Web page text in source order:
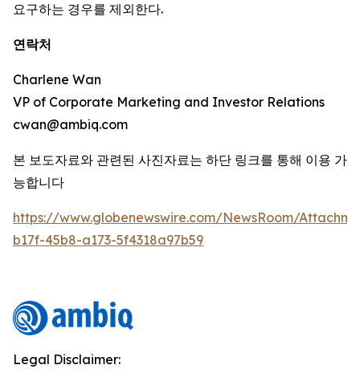
요구하는 경우를 제외한다.
연락처
Charlene Wan
VP of Corporate Marketing and Investor Relations
cwan@ambiq.com
본 보도자료와 관련된 사진자료는 하단 링크를 통해 이용 가
능합니다
https://www.globenewswire.com/NewsRoom/
b17f-45b8-a173-5f4318a97b59
Legal Disclaimer: